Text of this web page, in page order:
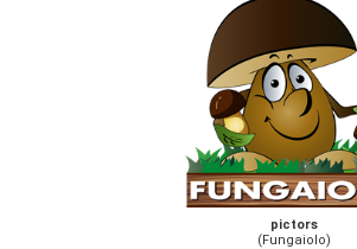
pictors
(Fungaiolo)